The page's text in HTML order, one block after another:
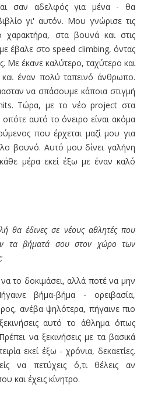
σαν αδελφός για μένα - θα
γι' αυτόν. Mου γνώρισε τις
χαρακτήρα, στα βουνά και στις
έβαλε στο speed climbing, όντας
Με έκανε καλύτερο, ταχύτερο και
έναν πολύ ταπεινό άνθρωπο.
να σπάσουμε κάποια στιγμή
Τώρα, με το νέο project στα
οπότε αυτό το όνειρο είναι ακόμα
που έρχεται μαζί μου για
βουνό. Αυτό μου δίνει γαλήνη
μέρα εκεί έξω με έναν καλό
θαέδινεςσε νέους αθλητές που
τα βήματά σουστον χώρο των
το δοκιμάσει, αλλά ποτέ να μην
βήμα-βήμα - ορειβασία,
ανέβα ψηλότερα, πήγαινε πιο
αυτό το άθλημα όπως
να ξεκινήσεις με τα βασικά
εκεί έξω - χρόνια, δεκαετίες.
να πετύχεις ό,τι θέλεις αν
και έχεις κίνητρο.